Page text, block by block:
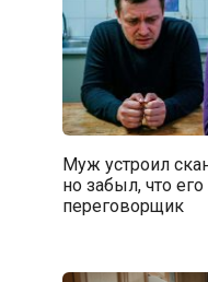
Муж устроил
но забыл, что
переговорщик